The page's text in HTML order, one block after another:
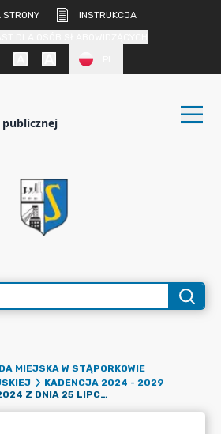
STRONY
INSTRUKCJA
MIEJSKA W STĄPORKOWIE
KADENCJA 2024 - 2029
UCHWAŁA NR IV/23/2024 Z DNIA 25 LIPCA 2024 ROKU W SPRAWIE ZMIANY WIELOLETNIEJ PROGNOZY FINANSOWEJ GMINY STĄPORKÓW NA LATA 2024-2030.